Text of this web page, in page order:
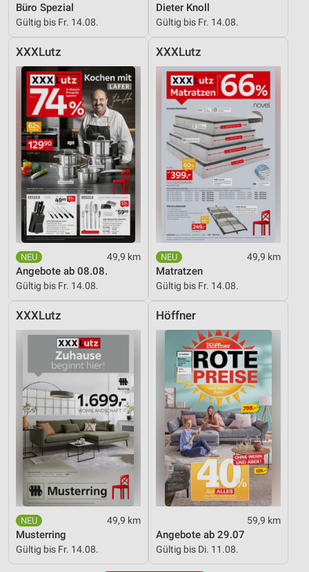
Büro Spezial
Gültig bis Fr. 14.08.
Dieter Knoll
Gültig bis Fr. 14.08.
XXXLutz
49,9 km
Angebote ab 08.08.
Gültig bis Fr. 14.08.
XXXLutz
49,9 km
Matratzen
Gültig bis Fr. 14.08.
XXXLutz
49,9 km
Musterring
Gültig bis Fr. 14.08.
Höffner
59,9 km
Angebote ab 29.07
Gültig bis Di. 11.08.